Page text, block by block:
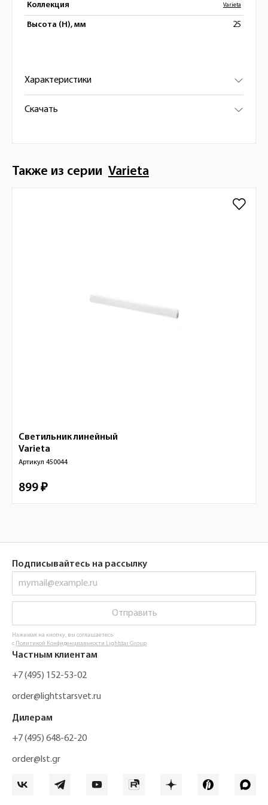
Коллекция Varieta
Высота (H), мм 25
Характеристики
Скачать
Также из серии Varieta
Светильник линейный
Varieta
Артикул 450044
899 ₽
Подписывайтесь на рассылку
Отправить
Нажимая на кнопку, вы соглашаетесь
с Политикой Конфиденциальности Lightstar Group
Частным клиентам
+7 (495) 152-53-02
order@lightstarsvet.ru
Дилерам
+7 (495) 648-62-20
order@lst.gr